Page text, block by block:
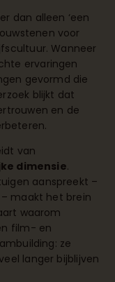
dan alleen ‘een
voor
Wanneer
ervaringen
gevormd die
blijkt dat
en de
van
dimensie.
aanspreekt –
– maakt het brein
waarom
film- en
ze
langer bijblijven